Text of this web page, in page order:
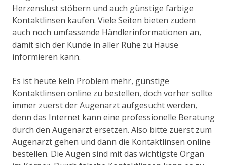
Herzenslust stöbern und auch günstige farbige
Kontaktlinsen kaufen. Viele Seiten bieten zudem
auch noch umfassende Händlerinformationen an,
damit sich der Kunde in aller Ruhe zu Hause
informieren kann.
Es ist heute kein Problem mehr, günstige
Kontaktlinsen online zu bestellen, doch vorher sollte
immer zuerst der Augenarzt aufgesucht werden,
denn das Internet kann eine professionelle Beratung
durch den Augenarzt ersetzen. Also bitte zuerst zum
Augenarzt gehen und dann die Kontaktlinsen online
bestellen. Die Augen sind mit das wichtigste Organ